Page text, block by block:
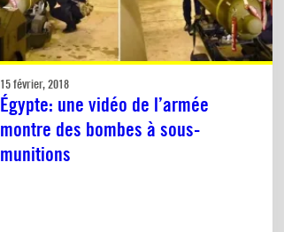
15 février, 2018
Égypte: une vidéo de l’armée
montre des bombes à sous-
munitions